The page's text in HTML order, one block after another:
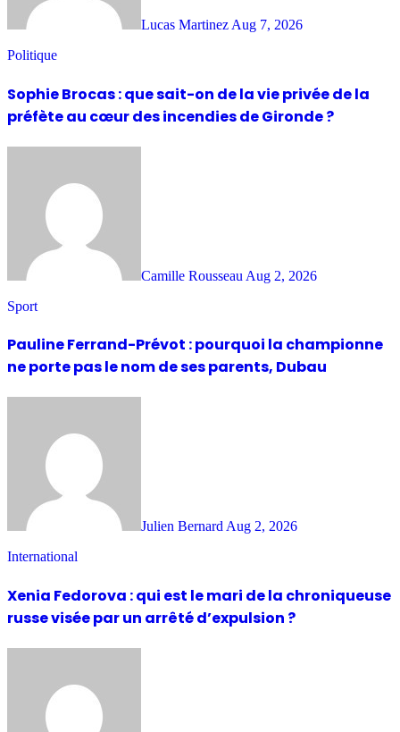
Lucas Martinez Aug 7, 2026
Politique
Sophie Brocas : que sait-on de la vie privée de la
préfète au cœur des incendies de Gironde ?
Camille Rousseau Aug 2, 2026
Sport
Pauline Ferrand-Prévot : pourquoi la championne
ne porte pas le nom de ses parents, Dubau
Julien Bernard Aug 2, 2026
International
Xenia Fedorova : qui est le mari de la chroniqueuse
russe visée par un arrêté d’expulsion ?